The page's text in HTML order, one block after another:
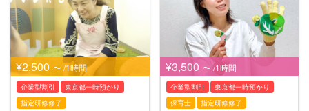
¥2,500 〜 /1時間
企業型割引
東京都一時預かり
指定研修修了
¥3,500 〜 /1時間
企業型割引
東京都一時預かり
保育士
指定研修修了